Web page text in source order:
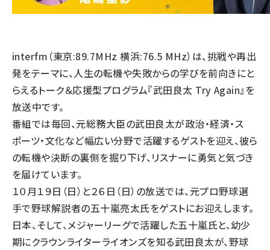
interfm（東京:89.7MHz 横浜:76.5 MHz）は、挑戦や再出
発をテーマに、人生の転機や失敗からの学びを前向きにと
らえるトーク＆応援型プログラム『武田良太 Try Again』を
放送中です。
番組では毎回、元総務大臣の武田良太が政治・経済・ス
ポーツ・文化など幅広い分野で活躍するゲストを迎え、彼ら
の転機や決断の裏側を掘り下げ、リスナーに勇気と気づき
を届けています。
１０月１９日（日）と２６日（日）の放送では、元プロ野球選
手で野球解説者の五十嵐亮太氏をゲストにお迎えします。
日本、そして、メジャーリーグで活躍した五十嵐氏と、幼少
期にクラウンライターライオンズを知る武田良太が、野球